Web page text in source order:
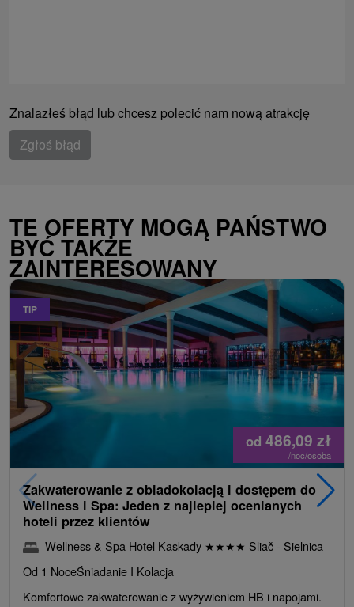
Znalazłeś błąd lub chcesz polecić nam nową atrakcję
Zgłoś błąd
TE OFERTY MOGĄ PAŃSTWO
BYĆ TAKŻE
ZAINTERESOWANY
TIP
od 486,09 zł
/noc/osoba
Zakwaterowanie z obiadokolacją i dostępem do
Wellness i Spa: Jeden z najlepiej ocenianych
hoteli przez klientów
Wellness & Spa Hotel Kaskady ★★★★ Sliač - Sielnica
Od 1 NoceŚniadanie I Kolacja
Komfortowe zakwaterowanie z wyżywieniem HB i napojami.